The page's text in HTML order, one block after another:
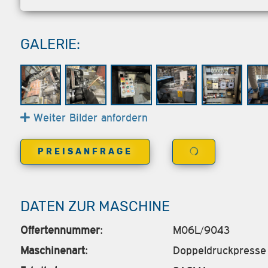
GALERIE:
Weiter Bilder anfordern
PREISANFRAGE
DATEN ZUR MASCHINE
Offertennummer:
M06L/9043
Maschinenart:
Doppeldruckpresse